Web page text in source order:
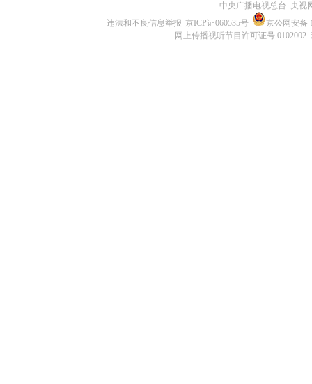
中央广播电视总台 央视
违法和不良信息举报 京ICP证060535号
京公网安备
网上传播视听节目许可证号 0102002